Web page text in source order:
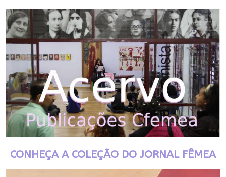
CONHEÇA A COLEÇÃO DO JORNAL FÊMEA